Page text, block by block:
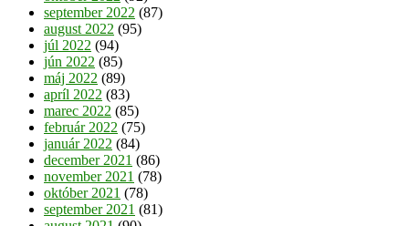
september 2022 (87)
august 2022 (95)
júl 2022 (94)
jún 2022 (85)
máj 2022 (89)
apríl 2022 (83)
marec 2022 (85)
február 2022 (75)
január 2022 (84)
december 2021 (86)
november 2021 (78)
október 2021 (78)
september 2021 (81)